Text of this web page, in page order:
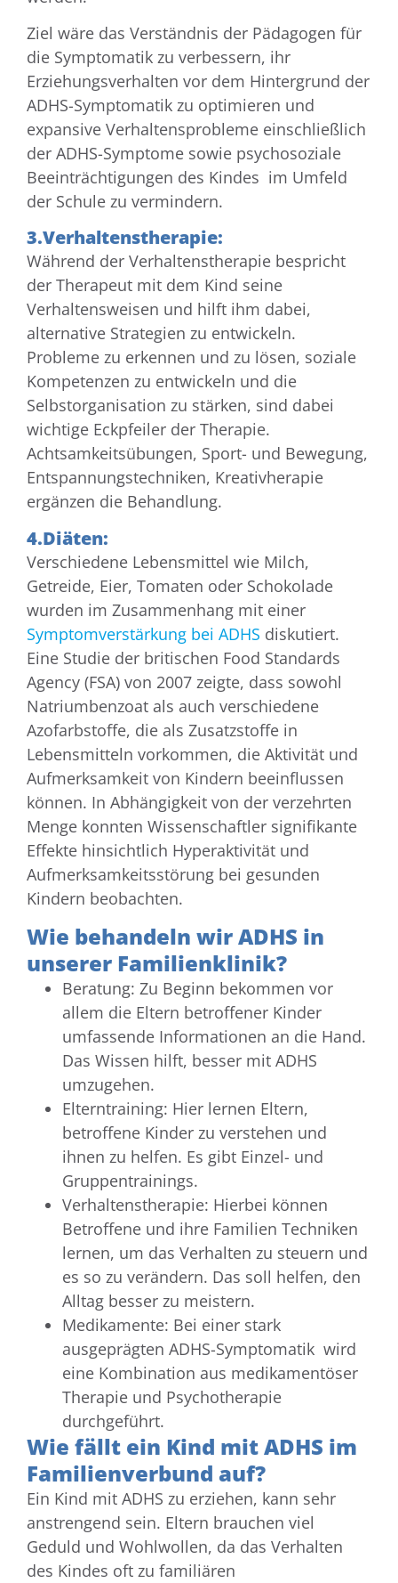
Ziel wäre das Verständnis der Pädagogen für
die Symptomatik zu verbessern, ihr
Erziehungsverhalten vor dem Hintergrund der
ADHS-Symptomatik zu optimieren und
expansive Verhaltensprobleme einschließlich
der ADHS-Symptome sowie psychosoziale
Beeinträchtigungen des Kindes im Umfeld
der Schule zu vermindern.
3.Verhaltenstherapie:
Während der Verhaltenstherapie bespricht
der Therapeut mit dem Kind seine
Verhaltensweisen und hilft ihm dabei,
alternative Strategien zu entwickeln.
Probleme zu erkennen und zu lösen, soziale
Kompetenzen zu entwickeln und die
Selbstorganisation zu stärken, sind dabei
wichtige Eckpfeiler der Therapie.
Achtsamkeitsübungen, Sport- und Bewegung,
Entspannungstechniken, Kreativherapie
ergänzen die Behandlung.
4.Diäten:
Verschiedene Lebensmittel wie Milch,
Getreide, Eier, Tomaten oder Schokolade
wurden im Zusammenhang mit einer
Symptomverstärkung bei ADHS diskutiert.
Eine Studie der britischen Food Standards
Agency (FSA) von 2007 zeigte, dass sowohl
Natriumbenzoat als auch verschiedene
Azofarbstoffe, die als Zusatzstoffe in
Lebensmitteln vorkommen, die Aktivität und
Aufmerksamkeit von Kindern beeinflussen
können. In Abhängigkeit von der verzehrten
Menge konnten Wissenschaftler signifikante
Effekte hinsichtlich Hyperaktivität und
Aufmerksamkeitsstörung bei gesunden
Kindern beobachten.
Wie behandeln wir ADHS in
unserer Familienklinik?
Beratung: Zu Beginn bekommen vor
allem die Eltern betroffener Kinder
umfassende Informationen an die Hand.
Das Wissen hilft, besser mit ADHS
umzugehen.
Elterntraining: Hier lernen Eltern,
betroffene Kinder zu verstehen und
ihnen zu helfen. Es gibt Einzel- und
Gruppentrainings.
Verhaltenstherapie: Hierbei können
Betroffene und ihre Familien Techniken
lernen, um das Verhalten zu steuern und
es so zu verändern. Das soll helfen, den
Alltag besser zu meistern.
Medikamente: Bei einer stark
ausgeprägten ADHS-Symptomatik wird
eine Kombination aus medikamentöser
Therapie und Psychotherapie
durchgeführt.
Wie fällt ein Kind mit ADHS im
Familienverbund auf?
Ein Kind mit ADHS zu erziehen, kann sehr
anstrengend sein. Eltern brauchen viel
Geduld und Wohlwollen, da das Verhalten
des Kindes oft zu familiären